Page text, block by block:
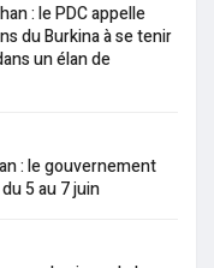
: le PDC appelle
du Burkina à se tenir
un élan de
: le gouvernement
5 au 7 juin